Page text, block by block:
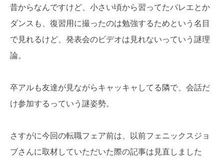
昔からなんですけど、小さい頃から習ってたバレエとか
ダンスも、復習用に撮ったのは勉強するためという名目
で見れるけど、発表会のビデオは見れないっていう謎理
論。
卒アルも友達が見ながらキャッキャしてる隣で、会話だ
け参加するっていう謎姿勢。
さすがに今回の転職フェア前は、以前フェニックスジョ
ブさんに取材していただいた際の記事は見直しました